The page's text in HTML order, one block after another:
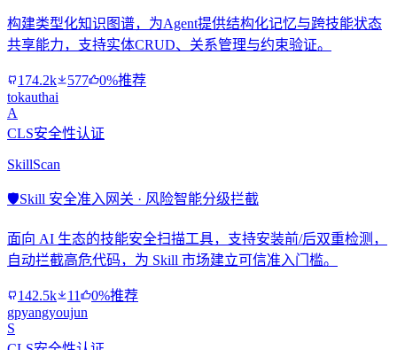
构建类型化知识图谱，为Agent提供结构化记忆与跨技能状态
共享能力，支持实体CRUD、关系管理与约束验证。
174.2k 577
0%推荐
tokauthai
A
CLS安全性认证
SkillScan
🛡️Skill 安全准入网关 · 风险智能分级拦截
面向 AI 生态的技能安全扫描工具，支持安装前/后双重检测，
自动拦截高危代码，为 Skill 市场建立可信准入门槛。
142.5k 11
0%推荐
gpyangyoujun
S